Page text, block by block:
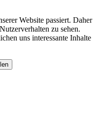
Website passiert. Daher
zu sehen.
uns interessante Inhalte